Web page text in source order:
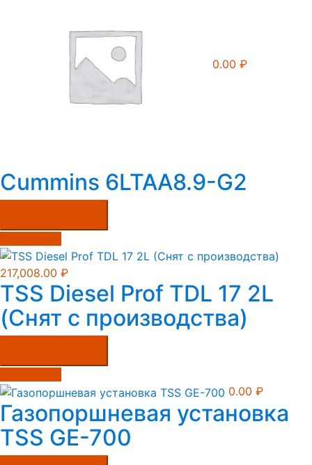
0.00 ₽
Cummins 6LTAA8.9-G2
217,008.00 ₽
TSS Diesel Prof TDL 17 2L
(Снят с производства)
0.00 ₽
Газопоршневая установка
TSS GE-700